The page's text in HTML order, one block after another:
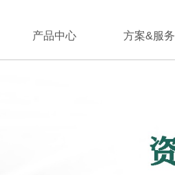
产品中心 方案&服务